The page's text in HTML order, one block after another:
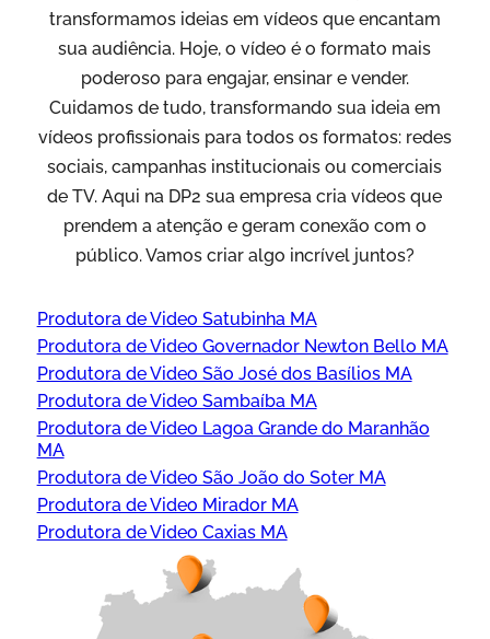
transformamos ideias em vídeos que encantam
sua audiência. Hoje, o vídeo é o formato mais
poderoso para engajar, ensinar e vender.
Cuidamos de tudo, transformando sua ideia em
vídeos profissionais para todos os formatos: redes
sociais, campanhas institucionais ou comerciais
de TV. Aqui na DP2 sua empresa cria vídeos que
prendem a atenção e geram conexão com o
público. Vamos criar algo incrível juntos?
Produtora de Video Satubinha MA
Produtora de Video Governador Newton Bello MA
Produtora de Video São José dos Basílios MA
Produtora de Video Sambaíba MA
Produtora de Video Lagoa Grande do Maranhão
MA
Produtora de Video São João do Soter MA
Produtora de Video Mirador MA
Produtora de Video Caxias MA